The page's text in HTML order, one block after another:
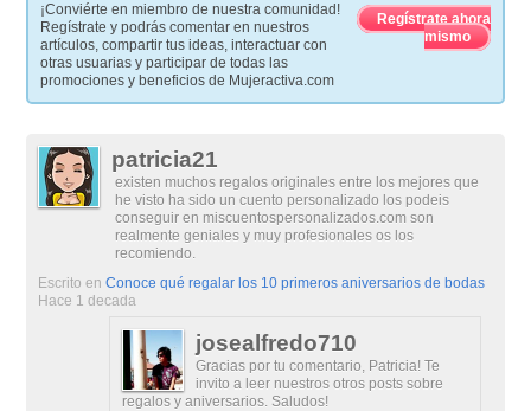
¡Conviérte en miembro de nuestra comunidad!
Regístrate y podrás comentar en nuestros
artículos, compartir tus ideas, interactuar con
otras usuarias y participar de todas las
promociones y beneficios de Mujeractiva.com
Regístrate ahora
mismo
patricia21
existen muchos regalos originales entre los mejores que
he visto ha sido un cuento personalizado los podeis
conseguir en miscuentospersonalizados.com son
realmente geniales y muy profesionales os los
recomiendo.
Escrito enConoce qué regalar los 10 primeros aniversarios de bodas
Hace 1 decada
josealfredo710
Gracias por tu comentario, Patricia! Te
invito a leer nuestros otros posts sobre
regalos y aniversarios. Saludos!